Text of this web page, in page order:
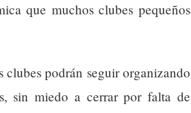
que muchos clubes pequeños
clubes podrán seguir organizando
sin miedo a cerrar por falta de